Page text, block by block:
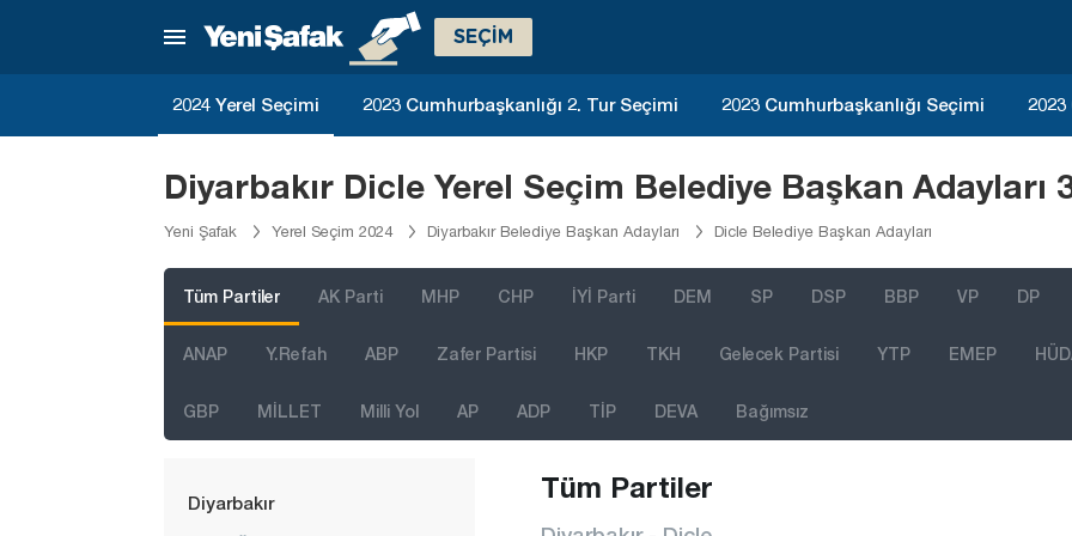
SEÇİM
2024 Yerel Seçimi 2023 Cumhurbaşkanlığı 2. Tur Seçimi 2023 Cumhurbaşkanlığı Seçimi
Diyarbakır Dicle Yerel Seçim Belediye Başkan Adayları
Yeni Şafak Yerel Seçim 2024 Diyarbakır Belediye Başkan Adayları Dicle Belediye Başkan Adayları
Tüm Partiler AK Parti MHP CHP İYİ Parti DEM SP DSP BBP VP DP
ANAP Y.Refah ABP Zafer Partisi HKP TKH Gelecek Partisi YTP EMEP
GBP MİLLET Milli Yol AP ADP TİP DEVA Bağımsız
Bayburt
Bolu
Bursa
Çorum
Diyarbakır
Tüm Partiler